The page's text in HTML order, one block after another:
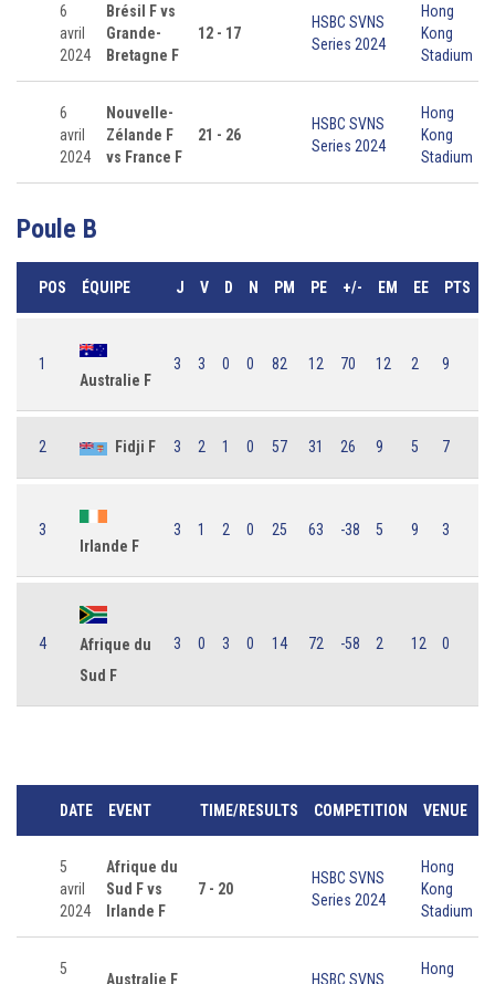
6
avril
2024
Brésil F vs
Grande-
Bretagne F
12 - 17
HSBC SVNS
Series 2024
Hong
Kong
Stadium
6
avril
2024
Nouvelle-
Zélande F
vs France F
21 - 26
HSBC SVNS
Series 2024
Hong
Kong
Stadium
Poule B
POS ÉQUIPE J V D N PM PE +/- EM EE PTS
1
Australie F
3 3 0 0 82 12 70 12 2 9
2 Fidji F 3 2 1 0 57 31 26 9 5 7
3
Irlande F
3 1 2 0 25 63 -38 5 9 3
4
Afrique du
Sud F
3 0 3 0 14 72 -58 2 12 0
DATE EVENT TIME/RESULTS COMPETITION VENUE
5
avril
2024
Afrique du
Sud F vs
Irlande F
7 - 20
HSBC SVNS
Series 2024
Hong
Kong
Stadium
5
Australie F HSBC SVNS
Hong